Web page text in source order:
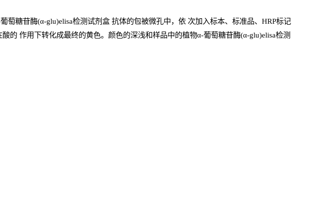
萄糖苷酶(α-glu)elisa检测试剂盒抗体的包被微孔中，依 次加入标本、标准品、 HRP标记
酸的 作用下转化成最终的黄色。颜色的深浅和样品中的植物α-葡萄糖苷酶(α-glu)elisa检测